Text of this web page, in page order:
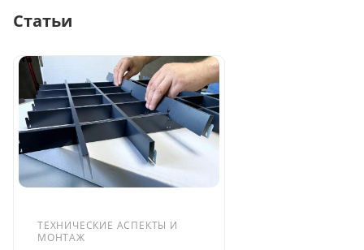
Статьи
ТЕХНИЧЕСКИЕ АСПЕКТЫ И
МОНТАЖ